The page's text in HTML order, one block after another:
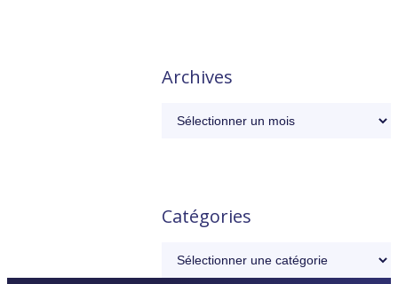
Archives
Catégories